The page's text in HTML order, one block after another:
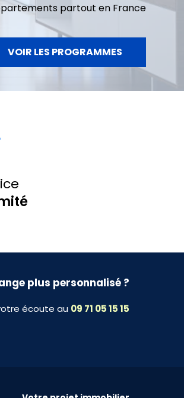
partout en France
VOIR LES PROGRAMMES
plus personnalisé ?
écoute au 09 71 05 15 15